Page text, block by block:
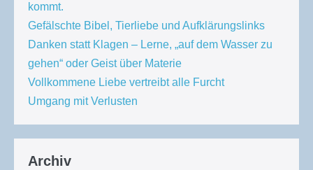
kommt.
Gefälschte Bibel, Tierliebe und Aufklärungslinks
Danken statt Klagen – Lerne, „auf dem Wasser zu
gehen“ oder Geist über Materie
Vollkommene Liebe vertreibt alle Furcht
Umgang mit Verlusten
Archiv